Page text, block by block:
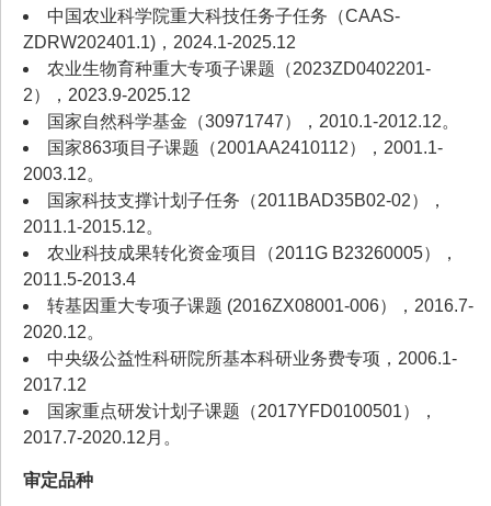
中国农业科学院重大科技任务子任务（CAAS-
ZDRW202401.1)，2024.1-2025.12
农业生物育种重大专项子课题（2023ZD0402201-
2），2023.9-2025.12
国家自然科学基金（30971747），2010.1-2012.12。
国家863项目子课题（2001AA2410112），2001.1-
2003.12。
国家科技支撑计划子任务（2011BAD35B02-02），
2011.1-2015.12。
农业科技成果转化资金项目（2011G B23260005），
2011.5-2013.4
转基因重大专项子课题 (2016ZX08001-006），2016.7-
2020.12。
中央级公益性科研院所基本科研业务费专项，2006.1-
2017.12
国家重点研发计划子课题（2017YFD0100501），
2017.7-2020.12月。
审定品种